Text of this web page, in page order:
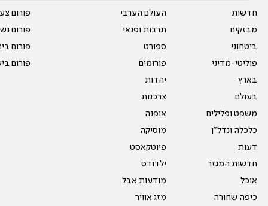
חדשות
מבזקים
ביטחוני
פוליטי-מדיני
בארץ
בעולם
משפט ופלילים
כלכלה ונדל"ן
דעות
חדשות המגזר
אוכל
כיפה שחורה
העולם הערבי
תרבות ופנאי
ספורט
פורומים
יהדות
צרכנות
אופנה
מוסיקה
פיוטקאסט
ילדודס
מודעות אבל
מזג אוויר
פורום
פורום
פורום
פורום